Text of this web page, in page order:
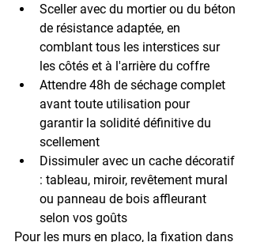
Sceller avec du mortier ou du béton
de résistance adaptée, en
comblant tous les interstices sur
les côtés et à l'arrière du coffre
Attendre 48h de séchage complet
avant toute utilisation pour
garantir la solidité définitive du
scellement
Dissimuler avec un cache décoratif
: tableau, miroir, revêtement mural
ou panneau de bois affleurant
selon vos goûts
Pour les murs en placo, la fixation dans